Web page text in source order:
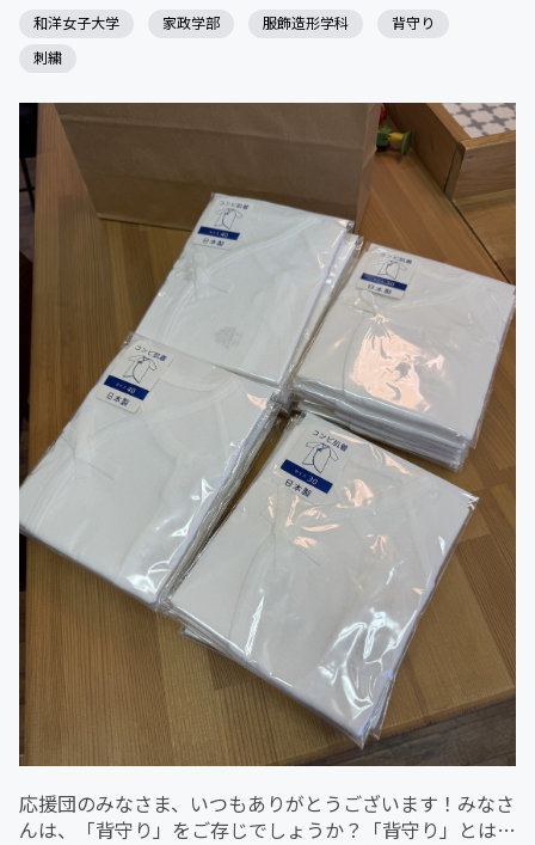
和洋女子大学 家政学部 服飾造形学科
背守り
刺繍
応援団のみなさま、いつもありがとうございます！みなさ
んは、「背守り」をご存じでしょうか？「背守り」とは、